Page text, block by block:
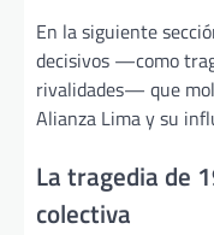
En la siguiente
decisivos —como
rivalidades— que
Alianza Lima y su
La tragedia de
colectiva